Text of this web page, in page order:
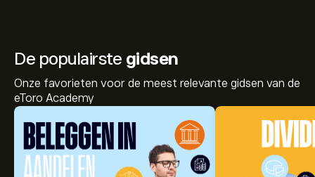
De populairste gidsen
Onze favorieten voor de meest relevante gidsen van de
eToro Academy